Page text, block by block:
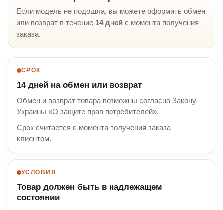
Если модель не подошла, вы можете оформить обмен
или возврат в течение 14 дней с момента получения
заказа.
СРОК
14 дней на обмен или возврат
Обмен и возврат товара возможны согласно Закону
Украины «О защите прав потребителей».
Срок считается с момента получения заказа
клиентом.
УСЛОВИЯ
Товар должен быть в надлежащем
состоянии